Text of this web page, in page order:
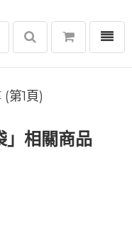
選單
第1頁)
」相關商品